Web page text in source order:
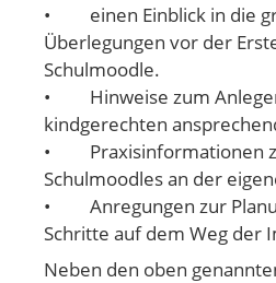
• einen Einblick in die
Überlegungen vor der
Schulmoodle.
• Hinweise zum
kindgerechten
• Praxisinformationen
Schulmoodles an der
• Anregungen zur
Schritte auf dem Weg der
Neben den oben